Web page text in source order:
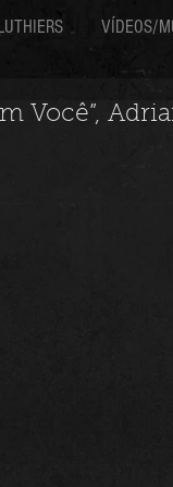
VÍDEOS/
Você”,